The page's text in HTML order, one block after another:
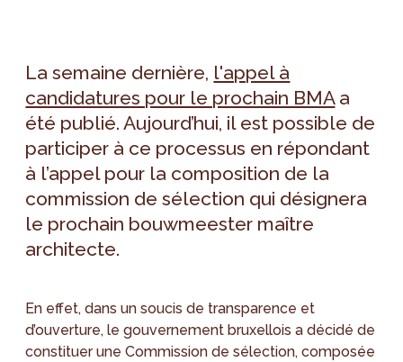
La semaine dernière, l'appel à
candidatures pour le prochain BMAa
été publié. Aujourd’hui, il est possible de
participer à ce processus en répondant
à l’appel pour la composition de la
commission de sélection qui désignera
le prochain bouwmeester maître
architecte.
En effet, dans un soucis de transparence et
d’ouverture, le gouvernement bruxellois a décidé de
constituer une Commission de sélection, composée